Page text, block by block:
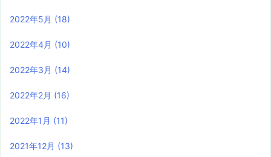
2022年5月 (18)
2022年4月 (10)
2022年3月 (14)
2022年2月 (16)
2022年1月 (11)
2021年12月 (13)